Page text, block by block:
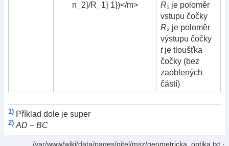
n_2}/R_1} 1})</m>
R₁ je poloměr
vstupu čočky
R₂ je poloměr
výstupu čočky
tje tloušťka
čočky (bez
zaoblených
částí)
1) Příklad dole je super
2) AD − BC
/var/www/wiki/data/pages/pitel/msz/geometricka_optika.txt ·